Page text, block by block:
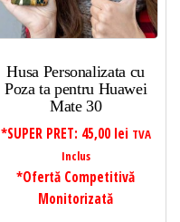
Husa Personalizata cu
Poza ta pentru Huawei
Mate 30
*SUPER PRET: 45,00 lei TVA
Inclus
*Ofertă Competitivă
Monitorizată